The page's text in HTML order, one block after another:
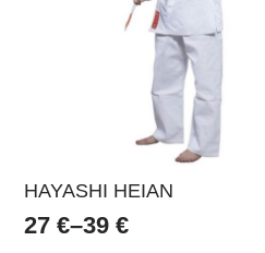
HAYASHI HEIAN
27 €–39 €
Price